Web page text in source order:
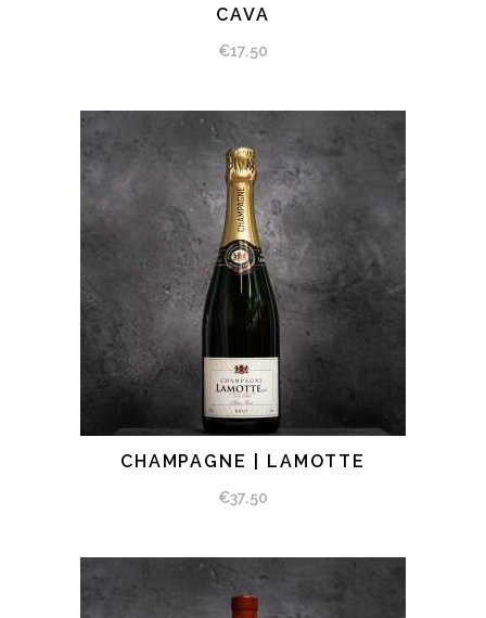
CAVA
€17.50
BEKIJK PRODUCT
CHAMPAGNE | LAMOTTE
€37.50